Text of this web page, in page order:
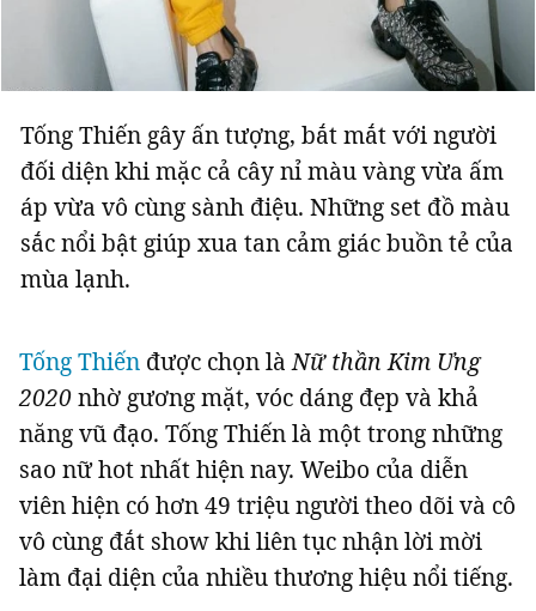
Tống Thiến gây ấn tượng, bắt mắt với người
đối diện khi mặc cả cây nỉ màu vàng vừa ấm
áp vừa vô cùng sành điệu. Những set đồ màu
sắc nổi bật giúp xua tan cảm giác buồn tẻ của
mùa lạnh.
Tống Thiến được chọn làNữ thần Kim Ưng
2020nhờ gương mặt, vóc dáng đẹp và khả
năng vũ đạo. Tống Thiến là một trong những
sao nữ hot nhất hiện nay. Weibo của diễn
viên hiện có hơn 49 triệu người theo dõi và cô
vô cùng đắt show khi liên tục nhận lời mời
làm đại diện của nhiều thương hiệu nổi tiếng.